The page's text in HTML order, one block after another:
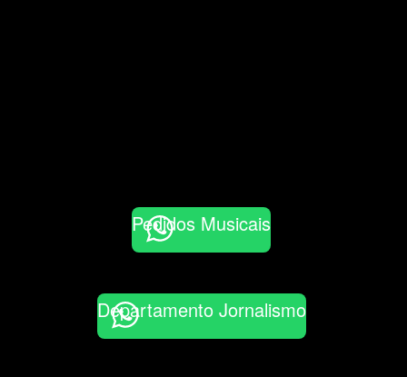
Pedidos Musicais
Departamento Jornalismo